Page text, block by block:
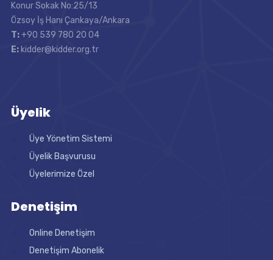
Konur Sokak No:25/13
Özsoy İş Hanı Çankaya/Ankara
T:+90 539 780 20 04
E: kidder@kidder.org.tr
Üyelik
Üye Yönetim Sistemi
Üyelik Başvurusu
Üyelerimize Özel
Denetişim
Online Denetişim
Denetişim Abonelik